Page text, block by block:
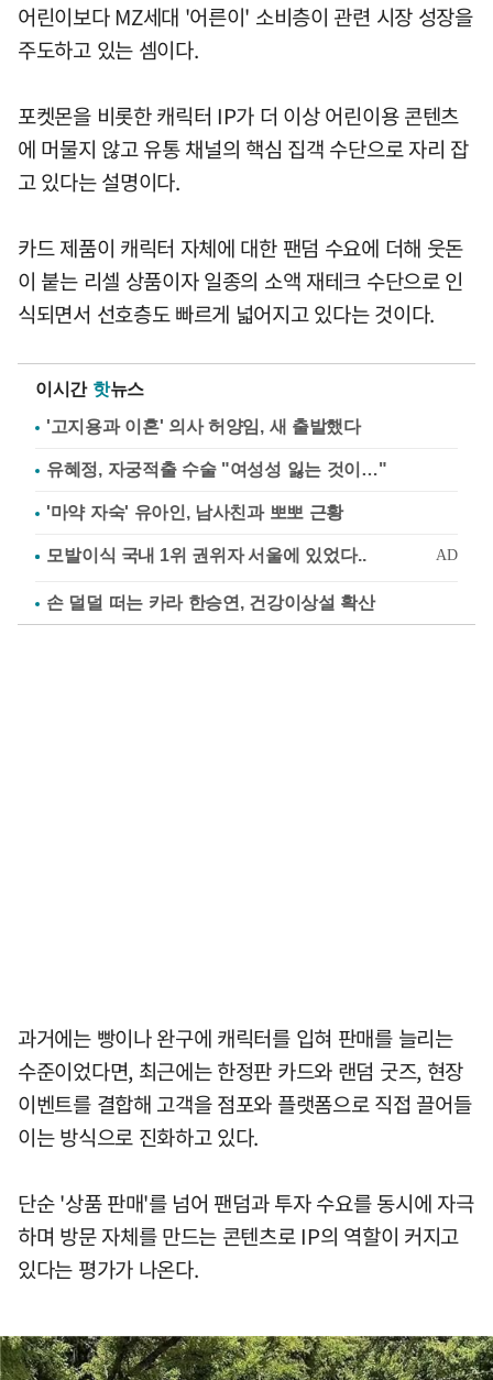
어린이보다 MZ세대 '어른이' 소비층이 관련 시장 성장을
주도하고 있는 셈이다.
포켓몬을 비롯한 캐릭터 IP가 더 이상 어린이용 콘텐츠
에 머물지 않고 유통 채널의 핵심 집객 수단으로 자리 잡
고 있다는 설명이다.
카드 제품이 캐릭터 자체에 대한 팬덤 수요에 더해 웃돈
이 붙는 리셀 상품이자 일종의 소액 재테크 수단으로 인
식되면서 선호층도 빠르게 넓어지고 있다는 것이다.
이시간 핫뉴스
'고지용과 이혼' 의사 허양임, 새 출발했다
유혜정, 자궁적출 수술 "여성성 잃는 것이…"
'마약 자숙' 유아인, 남사친과 뽀뽀 근황
손 덜덜 떠는 카라 한승연, 건강이상설 확산
과거에는 빵이나 완구에 캐릭터를 입혀 판매를 늘리는
수준이었다면, 최근에는 한정판 카드와 랜덤 굿즈, 현장
이벤트를 결합해 고객을 점포와 플랫폼으로 직접 끌어들
이는 방식으로 진화하고 있다.
단순 '상품 판매'를 넘어 팬덤과 투자 수요를 동시에 자극
하며 방문 자체를 만드는 콘텐츠로 IP의 역할이 커지고
있다는 평가가 나온다.